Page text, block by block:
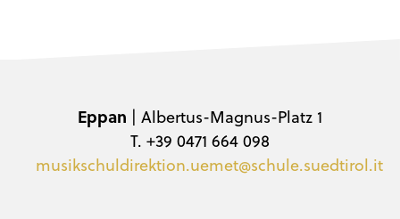
Eppan | Albertus-Magnus-Platz 1
T. +39 0471 664 098
musikschuldirektion.uemet@schule.suedtirol.it